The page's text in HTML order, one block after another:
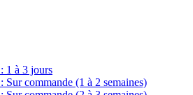
1 à 3 jours
Sur commande (1 à 2 semaines)